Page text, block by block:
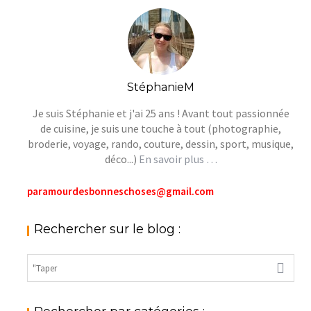
StéphanieM
Je suis Stéphanie et j'ai 25 ans ! Avant tout passionnée
de cuisine, je suis une touche à tout (photographie,
broderie, voyage, rando, couture, dessin, sport, musique,
déco...) En savoir plus …
paramourdesbonneschoses@gmail.com
Rechercher sur le blog :